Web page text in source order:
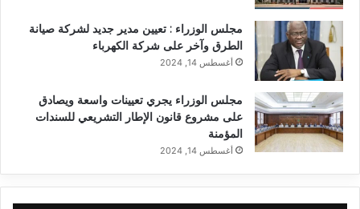
مجلس الوزراء : تعيين مدير جديد لشركة صيانة
الطرق وآخر على شركة الكهرباء
أغسطس 14, 2024
مجلس الوزراء يجري تعيينات واسعة ويصادق
على مشروع قانون الإطار التشريعي للسندات
المؤمنة
أغسطس 14, 2024